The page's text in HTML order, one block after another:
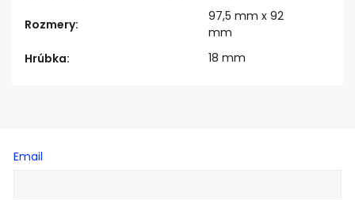
Rozmery:
97,5 mm x 92
mm
Hrúbka: 18 mm
Email